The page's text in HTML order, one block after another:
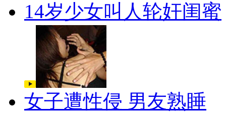
14岁少女叫人轮奸闺蜜
女子遭性侵 男友熟睡